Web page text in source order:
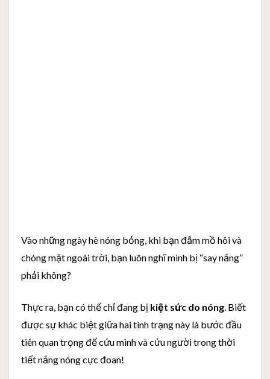
Vào những ngày hè nóng bỏng, khi bạn đẫm mồ hôi và
chóng mặt ngoài trời, bạn luôn nghĩ mình bị “say nắng”
phải không?
Thực ra, bạn có thể chỉ đang bị kiệt sức do nóng. Biết
được sự khác biệt giữa hai tình trạng này là bước đầu
tiên quan trọng để cứu mình và cứu người trong thời
tiết nắng nóng cực đoan!